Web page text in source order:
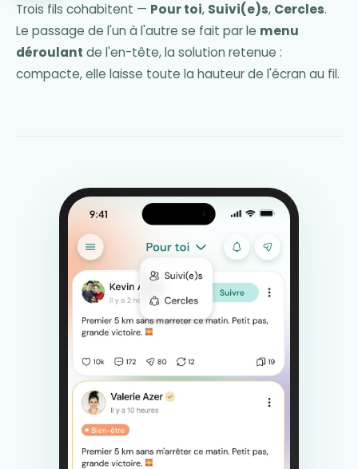
Trois fils cohabitent — Pour toi, Suivi(e)s, Cercles.
Le passage de l'un à l'autre se fait par le menu
déroulant de l'en-tête, la solution retenue :
compacte, elle laisse toute la hauteur de l'écran au fil.